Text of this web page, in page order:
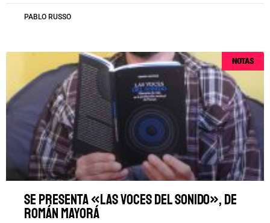
PABLO RUSSO
NOTAS
Se presenta «Las voces del sonido», de
Román Mayorá